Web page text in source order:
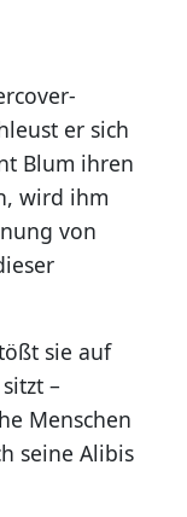
er sich
Blum ihren
wird ihm
von
sie auf
–
Menschen
seine Alibis